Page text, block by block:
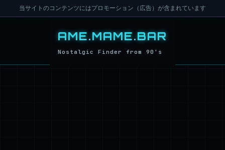
当サイトのコンテンツにはプロモーション（広告）が含まれています